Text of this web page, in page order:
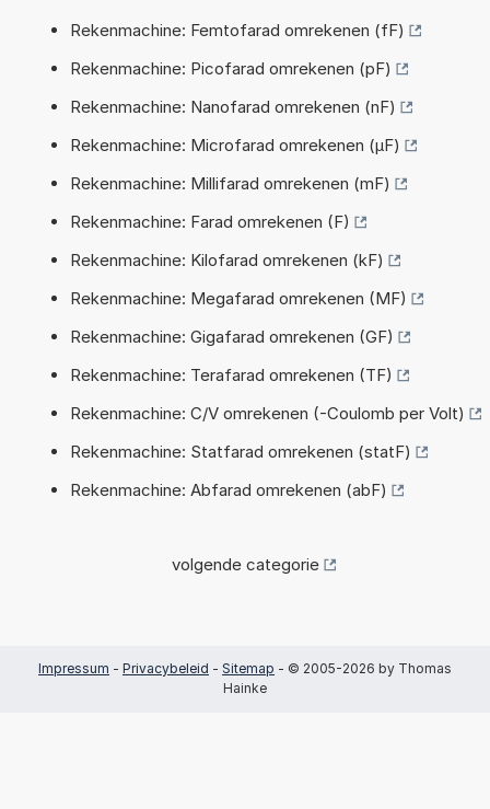
Rekenmachine: Femtofarad omrekenen (fF)
Rekenmachine: Picofarad omrekenen (pF)
Rekenmachine: Nanofarad omrekenen (nF)
Rekenmachine: Microfarad omrekenen (µF)
Rekenmachine: Millifarad omrekenen (mF)
Rekenmachine: Farad omrekenen (F)
Rekenmachine: Kilofarad omrekenen (kF)
Rekenmachine: Megafarad omrekenen (MF)
Rekenmachine: Gigafarad omrekenen (GF)
Rekenmachine: Terafarad omrekenen (TF)
Rekenmachine: C/V omrekenen (-Coulomb per Volt)
Rekenmachine: Statfarad omrekenen (statF)
Rekenmachine: Abfarad omrekenen (abF)
volgende categorie
Impressum - Privacybeleid - Sitemap - © 2005-2026 by Thomas
Hainke